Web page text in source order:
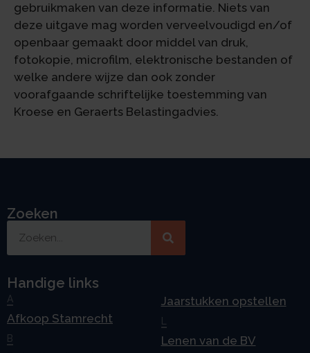
gebruikmaken van deze informatie. Niets van
deze uitgave mag worden verveelvoudigd en/of
openbaar gemaakt door middel van druk,
fotokopie, microfilm, elektronische bestanden of
welke andere wijze dan ook zonder
voorafgaande schriftelijke toestemming van
Kroese en Geraerts Belastingadvies.
Zoeken
Handige links
A
Afkoop Stamrecht
B
Jaarstukken opstellen
L
Lenen van de BV